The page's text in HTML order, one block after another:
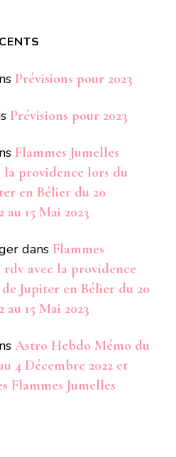
Prévisions pour 2023
Prévisions pour 2023
Flammes Jumelles
la providence lors du
en Bélier du 20
au 15 Mai 2023
dans Flammes
rdv avec la providence
Jupiter en Bélier du 20
au 15 Mai 2023
Astro Hebdo Mémo du
4 Décembre 2022 et
Flammes Jumelles